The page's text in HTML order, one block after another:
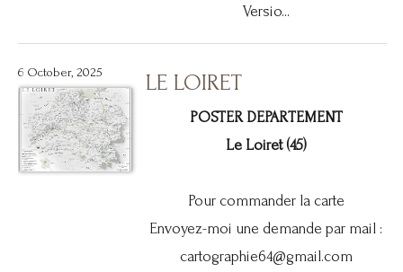
Versio...
6 October, 2025 LE LOIRET
POSTER DEPARTEMENT
Le Loiret (45)
Pour commander la carte
Envoyez-moi une demande par mail :
cartographie64@gmail.com